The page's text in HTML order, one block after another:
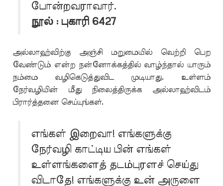
போன்றவராவார்.
நூல் : புகாரி 6427
அல்லாஹ்விற்கு அஞ்சி மறுமையில் வெற்றி பெற
வேண்டும் என்ற நன்னோக்கத்தில் வாழ்ந்தால் யாரும்
நம்மை வழிகெடுத்துவிட முடியாது. உள்ளம்
நேர்வழியின் மீது நிலைத்திருக்க அல்லாஹ்விடம்
பிரார்த்தனை செய்யுங்கள்.
எங்கள் இறைவா! எங்களுக்கு
நேர்வழி காட்டிய பின் எங்கள்
உள்ளங்களைத் தடம்புரளச் செய்து
விடாதே! எங்களுக்கு உன் அருளை